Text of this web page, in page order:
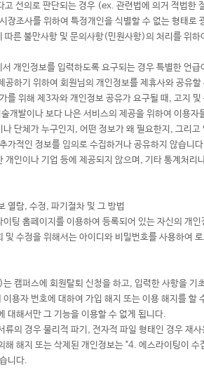
고 선의로 판단되는 경우 (ex. 관련법에 의거 적법한
장조사를 위하여 특정개인을 식별할 수 없는 형태로
따른 불만사항 및 문의사항(민원사항)의 처리를 위
개인정보를 입력하도록 요구되는 경우 특별한 언
공하기 위하여 회원님의 개인정보를 제휴사와 공유
를 위해 제3자와 개인정보 공유가 요구될 때, 고지
개발이나 보다 나은 서비스의 제공을 위하여 이용
단체가 누구인지, 어떤 정보가 왜 필요한지, 그리
가적인 정보를 임의로 수집하거나 공유하지 않습니
개인이나 기업 등에 제공되지 않으며, 기타 통계처
열람, 수정, 파기절차 및 그 방법
팅 홈페이지를 이용하여 등록되어 있는 자신의 개
및 수정을 위해서는 아이디와 비밀번호를 사용하
캠퍼스에 회원탈퇴 신청을 하고, 입력한 사항을 기
용자 번호에 대하여 가입 해지 또는 이용 해지를
대해서만 그 기능을 이용할 수 없게 됩니다.
류의 경우 물리적 파기, 전자적 파일 형태인 경우 재
해 해지 또는 삭제된 개인정보는 "4. 에스라이팅이
니다.